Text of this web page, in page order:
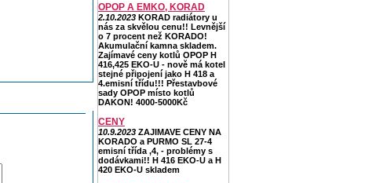
OPOP A EMKO, KORAD
2.10.2023 KORAD radiátory u
nás za skvělou cenu!! Levnější
o 7 procent než KORADO!
Akumulační kamna skladem.
Zajímavé ceny kotlů OPOP H
416,425 EKO-U - nově má kotel
stejné připojení jako H 418 a
4.emisní třídu!!! Přestavbové
sady OPOP místo kotlů
DAKON! 4000-5000Kč
CENY
10.9.2023 ZAJIMAVE CENY NA
KORADO a PURMO SL 27-4
emisní třída ,4, - problémy s
dodávkami!! H 416 EKO-U a H
420 EKO-U skladem